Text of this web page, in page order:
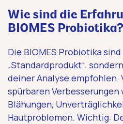
Wie sind die
BIOMES Probiotika?
Die BIOMES Probiotika
„Standardprodukt“,
deiner Analyse
spürbaren Verbesserungen
Blähungen,
Hautproblemen. Wichtig: